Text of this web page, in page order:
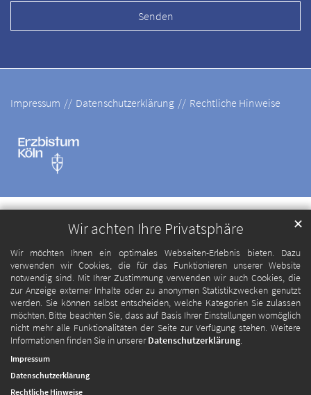
Wir achten Ihre Privatsphäre
Wir möchten Ihnen ein optimales Webseiten-Erlebnis bieten. Dazu
verwenden wir Cookies, die für das Funktionieren unserer Website
notwendig sind. Mit Ihrer Zustimmung verwenden wir auch Cookies, die
zur Anzeige externer Inhalte oder zu anonymen Statistikzwecken genutzt
werden. Sie können selbst entscheiden, welche Kategorien Sie zulassen
möchten. Bitte beachten Sie, dass auf Basis Ihrer Einstellungen womöglich
nicht mehr alle Funktionalitäten der Seite zur Verfügung stehen. Weitere
Informationen finden Sie in unsererDatenschutzerklärung.
✕
Impressum
Datenschutzerklärung
Rechtliche Hinweise
Impressum Datenschutzerklärung Rechtliche Hinweise